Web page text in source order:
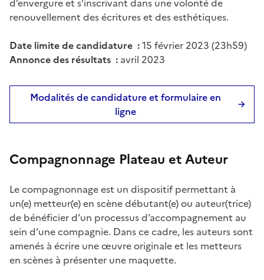
renouvellement des écritures et des esthétiques.
Date limite de candidature :15 février 2023 (23h59)
Annonce des résultats : avril 2023
Modalités de candidature et formulaire en
ligne
Compagnonnage Plateau et Auteur
Le compagnonnage est un dispositif permettant à
un(e) metteur(e) en scène débutant(e) ou auteur(trice)
de bénéficier d’un processus d’accompagnement au
sein d’une compagnie. Dans ce cadre, les auteurs sont
amenés à écrire une œuvre originale et les metteurs
en scènes à présenter une maquette.